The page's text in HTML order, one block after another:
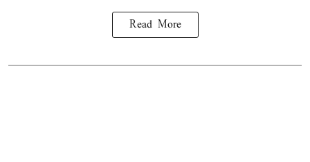
Read More